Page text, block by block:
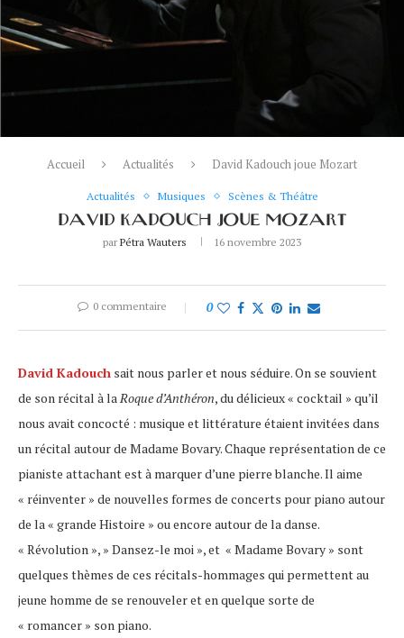
Accueil Actualités David Kadouch joue Mozart
Actualités Musiques Scènes & Théâtre
DAVID KADOUCH JOUE MOZART
par Pétra Wauters 16 novembre 2023
0 commentaire 0
David Kadouch sait nous parler et nous séduire. On se souvient
de son récital à la Roque d’Anthéron, du délicieux « cocktail » qu’il
nous avait concocté : musique et littérature étaient invitées dans
un récital autour de Madame Bovary. Chaque représentation de ce
pianiste attachant est à marquer d’une pierre blanche. Il aime
« réinventer » de nouvelles formes de concerts pour piano autour
de la « grande Histoire » ou encore autour de la danse.
« Révolution », » Dansez-le moi », et « Madame Bovary » sont
quelques thèmes de ces récitals-hommages qui permettent au
jeune homme de se renouveler et en quelque sorte de
« romancer » son piano.